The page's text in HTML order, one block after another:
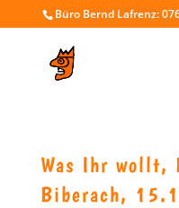
Büro Bernd Lafrenz:
Was Ihr wollt,
Biberach,